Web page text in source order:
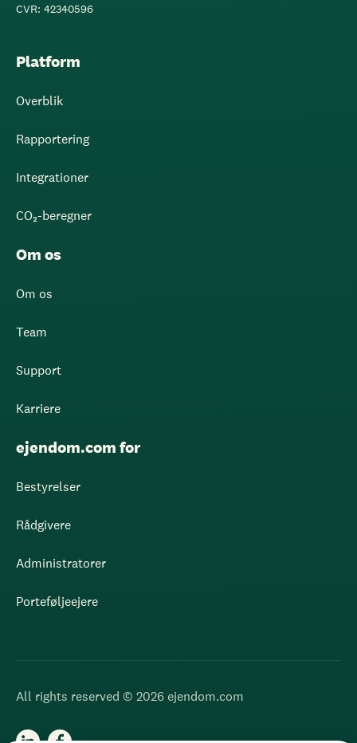
CVR: 42340596
Platform
Overblik
Rapportering
Integrationer
CO₂-beregner
Om os
Om os
Team
Support
Karriere
ejendom.com for
Bestyrelser
Rådgivere
Administratorer
Porteføljeejere
All rights reserved © 2026 ejendom.com